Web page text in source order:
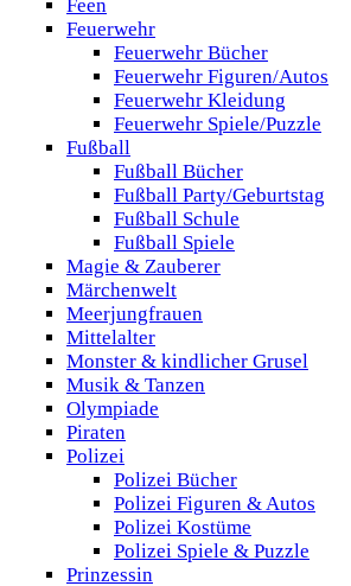
Feen
Feuerwehr
Feuerwehr Bücher
Feuerwehr Figuren/Autos
Feuerwehr Kleidung
Feuerwehr Spiele/Puzzle
Fußball
Fußball Bücher
Fußball Party/Geburtstag
Fußball Schule
Fußball Spiele
Magie & Zauberer
Märchenwelt
Meerjungfrauen
Mittelalter
Monster & kindlicher Grusel
Musik & Tanzen
Olympiade
Piraten
Polizei
Polizei Bücher
Polizei Figuren & Autos
Polizei Kostüme
Polizei Spiele & Puzzle
Prinzessin